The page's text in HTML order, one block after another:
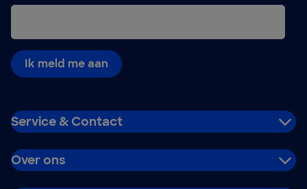
Ik meld me aan
Service & Contact
Over ons